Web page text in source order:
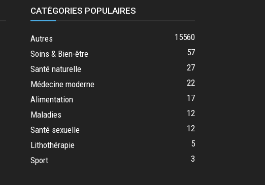
CATÉGORIES POPULAIRES
Autres
15560
Soins & Bien-être
57
Santé naturelle
27
Médecine moderne
22
Alimentation
17
Maladies
12
Santé sexuelle
12
Lithothérapie
5
Sport
3